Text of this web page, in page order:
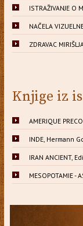
ISTRAŽIVANJE O
NAČELA
ZDRAVAC
Knjige iz
AMERIQUE
INDE, Hermann
IRAN ANCIENT,
MESOPOTAMIE -